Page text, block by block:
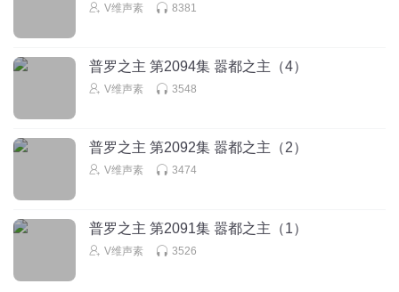
V维声素 8381
普罗之主 第2094集 嚣都之主（4）
V维声素 3548
普罗之主 第2092集 嚣都之主（2）
V维声素 3474
普罗之主 第2091集 嚣都之主（1）
V维声素 3526